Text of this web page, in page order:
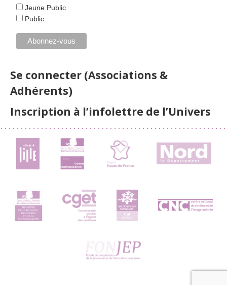
Jeune Public
Public
Se connecter (Associations &
Adhérents)
Inscription à l’infolettre de l’Univers